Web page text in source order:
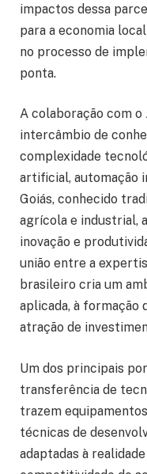
impactos dessa
para a economia
no processo de
ponta.
A colaboração com o
intercâmbio de
complexidade
artificial, automação
Goiás, conhecido
agrícola e industrial,
inovação e
união entre a
brasileiro cria um
aplicada, à formação
atração de
Um dos principais
transferência de
trazem
técnicas de
adaptadas à